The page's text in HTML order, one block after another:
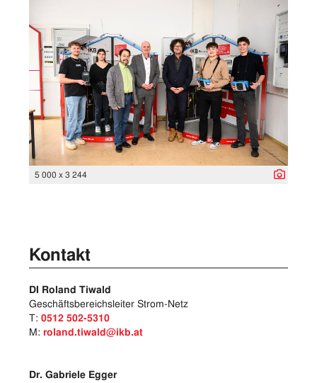
5 000 x 3 244
Kontakt
DI Roland Tiwald
Geschäftsbereichsleiter Strom-Netz
T: 0512 502-5310
M: roland.tiwald@ikb.at
Dr. Gabriele Egger